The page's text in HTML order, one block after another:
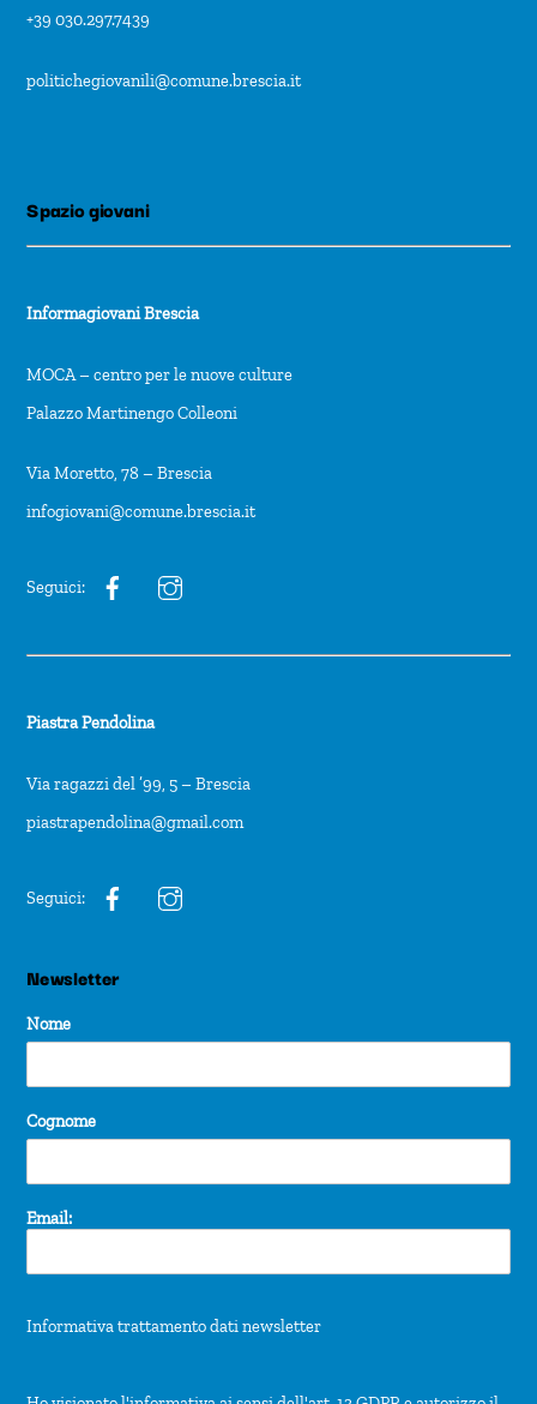
+39 030.297.7439
politichegiovanili@comune.brescia.it
Spazio giovani
Informagiovani Brescia
MOCA – centro per le nuove culture
Palazzo Martinengo Colleoni
Via Moretto, 78 – Brescia
infogiovani@comune.brescia.it
Seguici:
Piastra Pendolina
Via ragazzi del ’99, 5 – Brescia
piastrapendolina@gmail.com
Seguici:
Newsletter
Nome
Cognome
Email:
Informativa trattamento dati newsletter